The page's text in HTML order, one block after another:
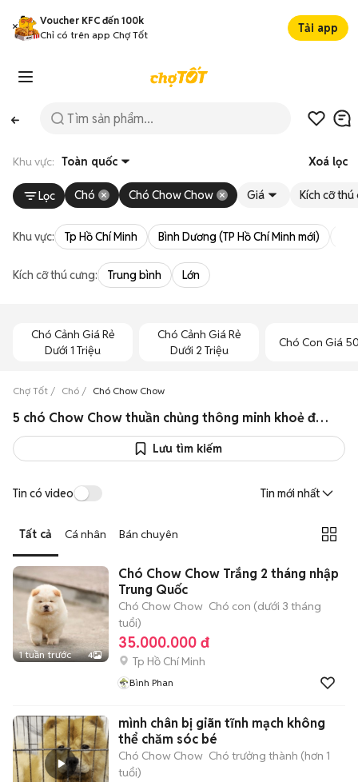
Voucher KFC đến 100k
Chỉ có trên app Chợ Tốt
Tải app
Khu vực: Toàn quốc Xoá lọc
Lọc Chó Chó Chow Chow Giá Kích cỡ thú
Khu vực: Tp Hồ Chí Minh Bình Dương (TP Hồ Chí Minh mới)
Kích cỡ thú cưng: Trung bình Lớn
Chó Cảnh Giá Rẻ
Dưới 1 Triệu
Chó Cảnh Giá Rẻ
Dưới 2 Triệu
Chó Con Giá
Chợ Tốt Chó Chó Chow Chow
5 chó Chow Chow thuần chủng thông minh khoẻ đẹp
Lưu tìm kiếm
Tin có video Tin mới nhất
Tất cả Cá nhân Bán chuyên
1 tuần trước 4
Chó Chow Chow Trắng 2 tháng nhập
Trung Quốc
Chó Chow Chow Chó con (dưới 3 tháng
tuổi)
35.000.000 đ
Tp Hồ Chí Minh
Bình Phan
mình chân bị giãn tĩnh mạch không
thể chăm sóc bé
Chó Chow Chow Chó trưởng thành (hơn 1
tuổi)